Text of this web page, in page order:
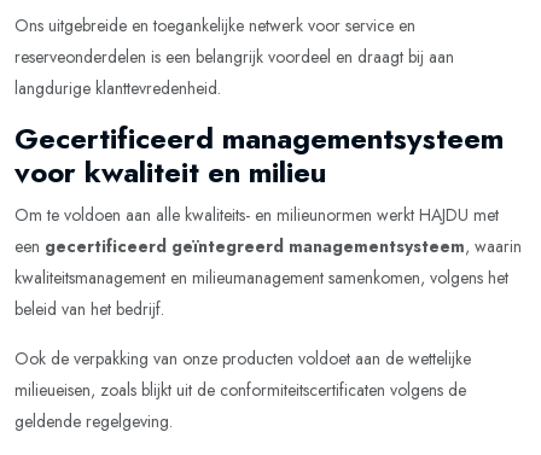
Ons uitgebreide en toegankelijke netwerk voor service en
reserveonderdelen is een belangrijk voordeel en draagt bij aan
langdurige klanttevredenheid.
Gecertificeerd managementsysteem
voor kwaliteit en milieu
Om te voldoen aan alle kwaliteits- en milieunormen werkt HAJDU met
een gecertificeerd geïntegreerd managementsysteem, waarin
kwaliteitsmanagement en milieumanagement samenkomen, volgens het
beleid van het bedrijf.
Ook de verpakking van onze producten voldoet aan de wettelijke
milieueisen, zoals blijkt uit de conformiteitscertificaten volgens de
geldende regelgeving.